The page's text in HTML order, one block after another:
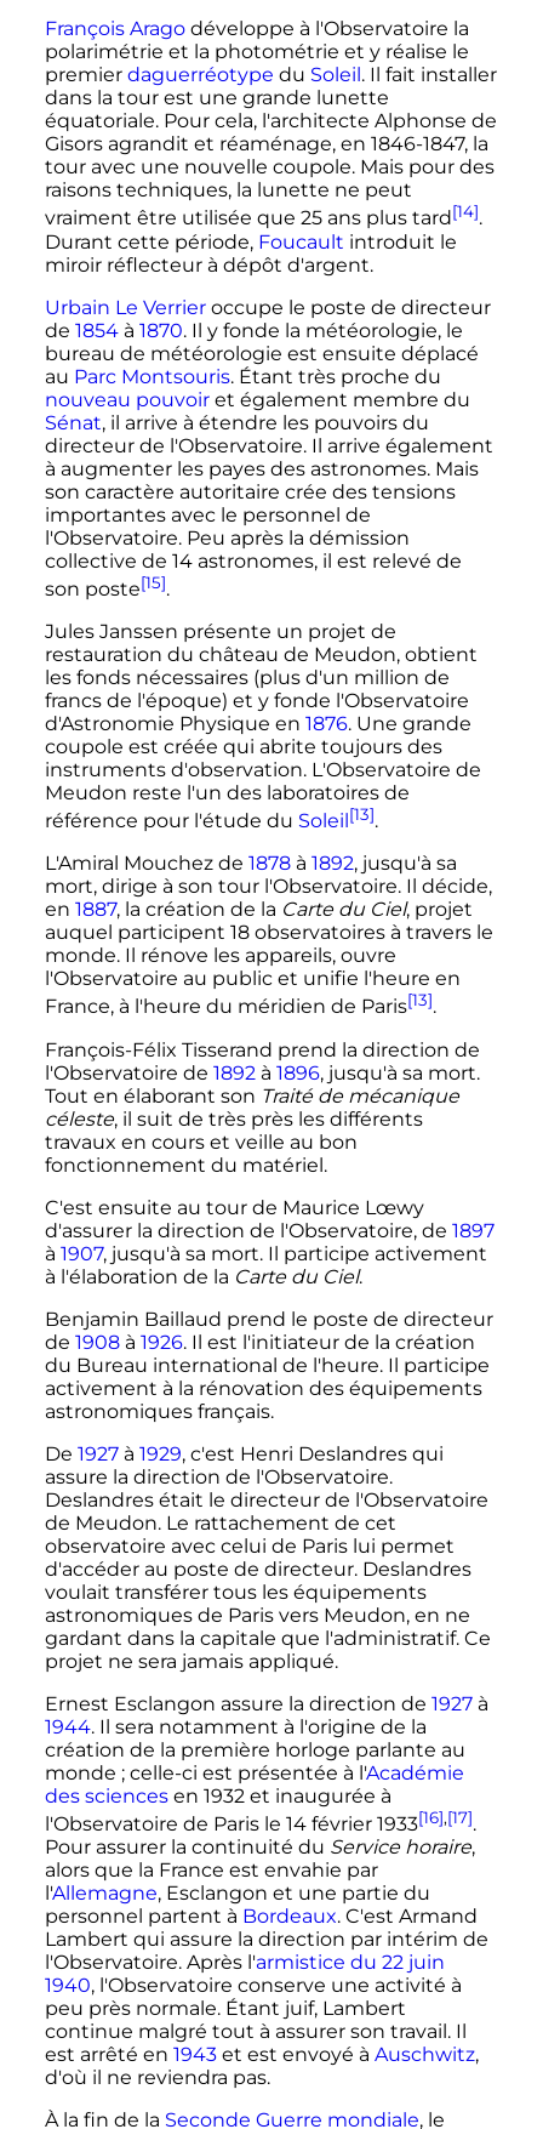
François Aragodéveloppe à l'Observatoire la
polarimétrie et la photométrie et y réalise le
premier daguerréotype du Soleil . Il fait installer
dans la tour est une grande lunette
équatoriale. Pour cela, l'architecte Alphonse de
Gisors agrandit et réaménage, en 1846-1847, la
tour avec une nouvelle coupole. Mais pour des
raisons techniques, la lunette ne peut
vraiment être utilisée que 25 ansplus tard[14].
Durant cette période, Foucault introduit le
miroir réflecteur à dépôt d'argent.
Urbain Le Verrieroccupe le poste de directeur
de 1854à 1870. Il y fonde la météorologie, le
bureau de météorologie est ensuite déplacé
au Parc Montsouris. Étant très proche du
nouveau pouvoiret également membre du
Sénat, il arrive à étendre les pouvoirs du
directeur de l'Observatoire. Il arrive également
à augmenter les payes des astronomes. Mais
son caractère autoritaire crée des tensions
importantes avec le personnel de
l'Observatoire. Peu après la démission
collective de 14 astronomes, il est relevé de
son poste[15].
Jules Janssen présente un projet de
restauration du château de Meudon, obtient
les fonds nécessaires (plus d'un million de
francs de l'époque) et y fonde l'Observatoire
d'Astronomie Physique en 1876. Une grande
coupole est créée qui abrite toujours des
instruments d'observation. L'Observatoire de
Meudon reste l'un des laboratoires de
référence pour l'étude du Soleil [13].
L'Amiral Mouchez de 1878à 1892, jusqu'à sa
mort, dirige à son tour l'Observatoire. Il décide,
en 1887, la création de la Carte du Ciel, projet
auquel participent 18 observatoires à travers le
monde. Il rénove les appareils, ouvre
l'Observatoire au public et unifie l'heure en
France, à l'heure du méridien de Paris[13].
François-Félix Tisserand prend la direction de
l'Observatoire de 1892 à 1896, jusqu'à sa mort.
Tout en élaborant son Traité de mécanique
céleste, il suit de très près les différents
travaux en cours et veille au bon
fonctionnement du matériel.
C'est ensuite au tour de Maurice Lœwy
d'assurer la direction de l'Observatoire, de 1897
à 1907, jusqu'à sa mort. Il participe activement
à l'élaboration de la Carte du Ciel.
Benjamin Baillaud prend le poste de directeur
de 1908à 1926. Il est l'initiateur de la création
du Bureau international de l'heure. Il participe
activement à la rénovation des équipements
astronomiques français.
De 1927à 1929, c'est Henri Deslandres qui
assure la direction de l'Observatoire.
Deslandres était le directeur de l'Observatoire
de Meudon. Le rattachement de cet
observatoire avec celui de Paris lui permet
d'accéder au poste de directeur. Deslandres
voulait transférer tous les équipements
astronomiques de Paris vers Meudon, en ne
gardant dans la capitale que l'administratif. Ce
projet ne sera jamais appliqué.
Ernest Esclangon assure la direction de 1927à
1944. Il sera notamment à l'origine de la
création de la première horloge parlante au
monde ; celle-ci est présentée à l'Académie
des sciencesen 1932 et inaugurée à
l'Observatoire de Paris le 14 février 1933[16],[17].
Pour assurer la continuité du Service horaire,
alors que la France est envahie par
l'Allemagne, Esclangon et une partie du
personnel partent à Bordeaux. C'est Armand
Lambert qui assure la direction par intérim de
l'Observatoire. Après l'armistice du 22 juin
1940, l'Observatoire conserve une activité à
peu près normale. Étant juif, Lambert
continue malgré tout à assurer son travail. Il
est arrêté en 1943et est envoyé à Auschwitz,
d'où il ne reviendra pas.
À la fin de la Seconde Guerre mondiale, le